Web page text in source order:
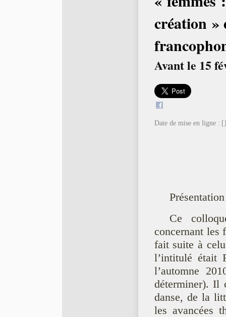
création »
Avant le 15
Date de mise en ligne :
Ce
concernant les
fait suite à
l’intitulé était
l’automne
déterminer). Il
danse, de la
les avancées